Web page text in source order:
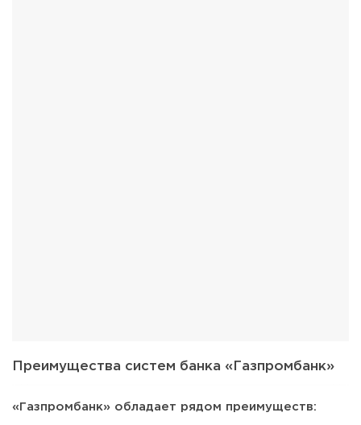
Преимущества систем банка «Газпромбанк»
«Газпромбанк» обладает рядом преимуществ: